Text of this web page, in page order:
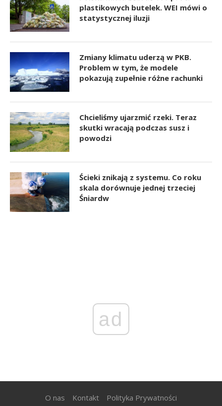
plastikowych butelek. WEI mówi o
statystycznej iluzji
Zmiany klimatu uderzą w PKB.
Problem w tym, że modele
pokazują zupełnie różne rachunki
Chcieliśmy ujarzmić rzeki. Teraz
skutki wracają podczas susz i
powodzi
Ścieki znikają z systemu. Co roku
skala dorównuje jednej trzeciej
Śniardw
ad
O nas Kontakt Polityka Prywatności